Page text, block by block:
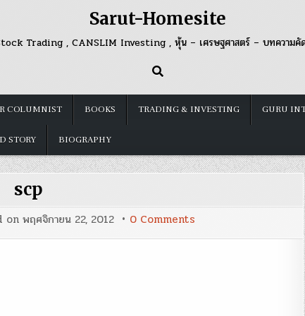
Sarut-Homesite
Trading , CANSLIM Investing , หุ้น – เศรษฐศาสตร์ – บทความคั
COLUMNIST BOOKS TRADING & INVESTING GURU
STORY BIOGRAPHY
scp
on พฤศจิกายน 22, 2012 0 Comments